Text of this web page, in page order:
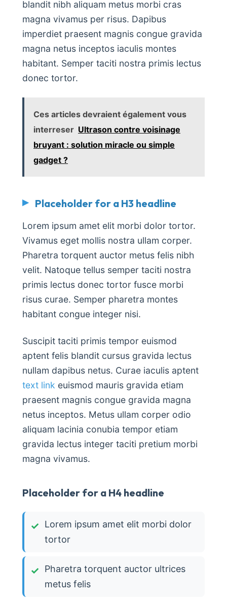
blandit nibh aliquam metus morbi cras
magna vivamus per risus. Dapibus
imperdiet praesent magnis congue gravida
magna netus inceptos iaculis montes
habitant. Semper taciti nostra primis lectus
donec tortor.
Ces articles devraient également vous
interreser Ultrason contre voisinage
bruyant : solution miracle ou simple
gadget ?
Placeholder for a H3 headline
Lorem ipsum amet elit morbi dolor tortor.
Vivamus eget mollis nostra ullam corper.
Pharetra torquent auctor metus felis nibh
velit. Natoque tellus semper taciti nostra
primis lectus donec tortor fusce morbi
risus curae. Semper pharetra montes
habitant congue integer nisi.
Suscipit taciti primis tempor euismod
aptent felis blandit cursus gravida lectus
nullam dapibus netus. Curae iaculis aptent
text link euismod mauris gravida etiam
praesent magnis congue gravida magna
netus inceptos. Metus ullam corper odio
aliquam lacinia conubia tempor etiam
gravida lectus integer taciti pretium morbi
magna vivamus.
Placeholder for a H4 headline
Lorem ipsum amet elit morbi dolor
tortor
Pharetra torquent auctor ultrices
metus felis